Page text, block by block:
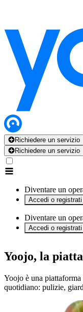
Richiedere un servizio
Richiedere un servizio
Diventare un
Accedi o registrati
Diventare un
Accedi o registrati
Yoojo, la
Yoojo è una
quotidiano: pulizie,